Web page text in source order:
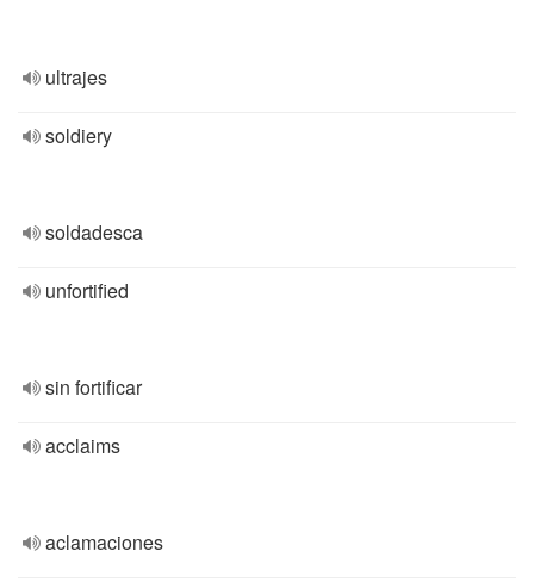
ultrajes
soldiery
soldadesca
unfortified
sin fortificar
acclaims
aclamaciones